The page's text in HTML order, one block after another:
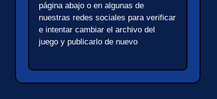
página abajo o en algunas de
nuestras redes sociales para verificar
e intentar cambiar el archivo del
juego y publicarlo de nuevo